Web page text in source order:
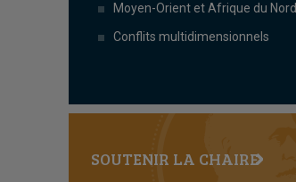
Moyen-Orient et Afrique du Nord
Conflits multidimensionnels
SOUTENIR LA CHAIRE